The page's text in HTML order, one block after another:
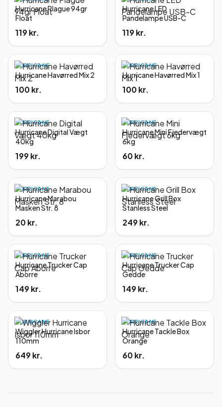
Hurricane Plague 94gr
Float
119 kr.
Hurricane LED
Pandelampe USB-C
119 kr.
HURRICANE
Hurricane Havørred Mix 2
100 kr.
HURRICANE
Hurricane Havørred Mix 1
100 kr.
HURRICANE
Hurricane Digital Vægt
40kg
199 kr.
HURRICANE
Hurricane Mini Fjedervægt
6kg
60 kr.
HURRICANE
Hurricane Marabou
Masken Str. 8
20 kr.
HURRICANE
Hurricane Grill Box
Stanless Steel
249 kr.
HURRICANE
Hurricane Trucker Cap
Aborre
149 kr.
HURRICANE
Hurricane Trucker Cap
Gedde
149 kr.
HURRICANE
Wiggler Hurricane Isbor
110mm
649 kr.
HURRICANE
Hurricane Tackle Box
Orange
60 kr.